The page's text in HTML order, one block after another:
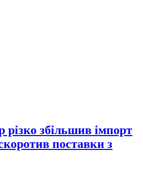
різко збільшив імпорт
поставки з